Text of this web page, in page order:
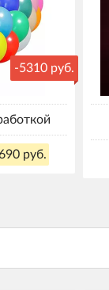
-5310 руб.
руб.